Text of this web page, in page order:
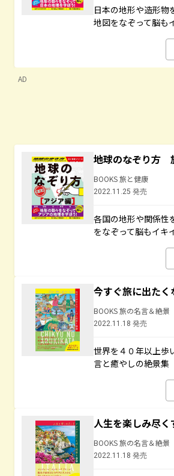
日本の地形や造形物
地図をなぞって脳も
AD
地球のなぞり方
BOOKS 旅と健康
2022.11.25 発売
各国の地形や関係性
をなぞって脳もイキ
今すぐ旅に出た
BOOKS 旅の名言＆絶景
2022.11.18 発売
世界を４０年以上歩
言と癒やしの絶景集
人生を楽しみ尽く
BOOKS 旅の名言＆絶景
2022.11.18 発売